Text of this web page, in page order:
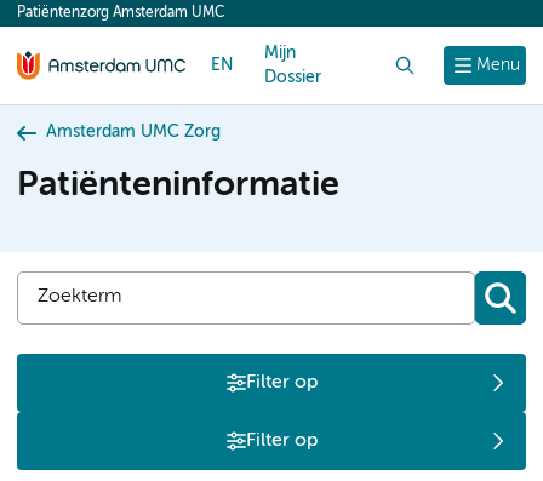
content
Menu
Patiëntenzorg Amsterdam UMC
EN
Mijn
Dossier
Amsterdam UMC Zorg
Patiënteninformatie
Filter op
Filter op